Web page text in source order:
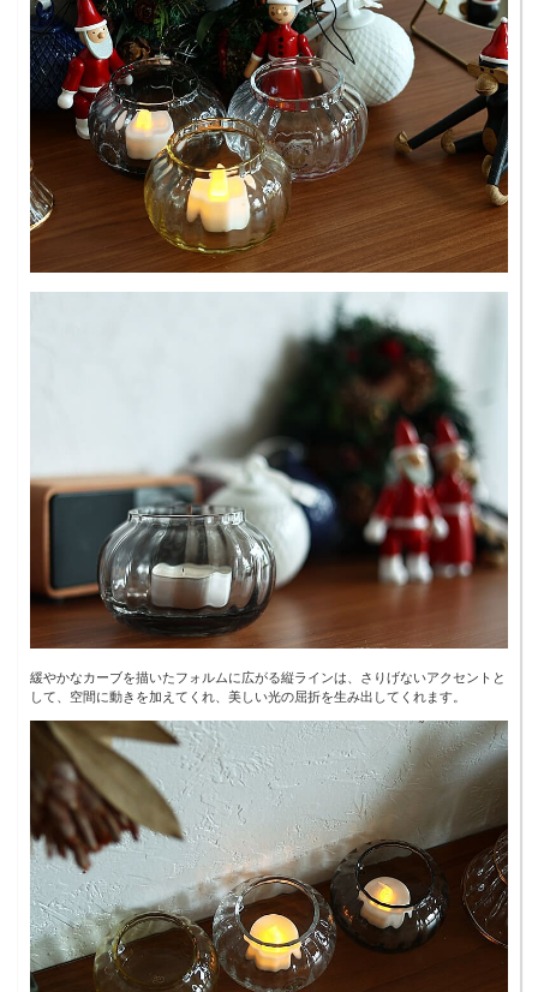
緩やかなカーブを描いたフォルムに広がる縦ラインは、さりげないアクセントと
して、空間に動きを加えてくれ、美しい光の屈折を生み出してくれます。